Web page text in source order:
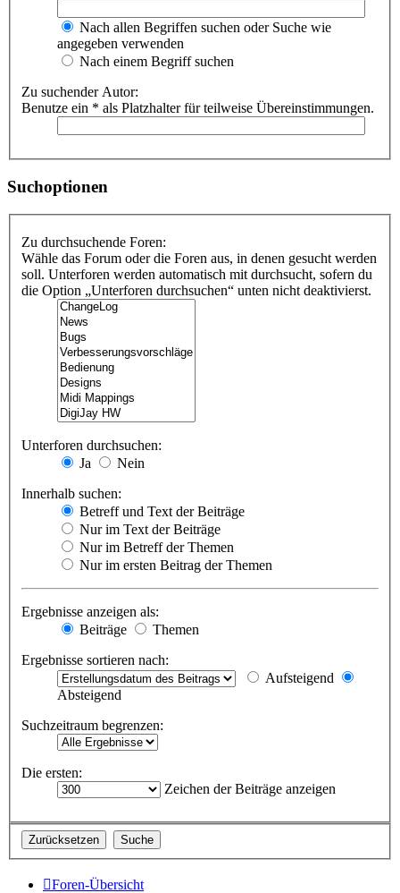
Nach allen Begriffen suchen oder Suche wie
angegeben verwenden
Nach einem Begriff suchen
Zu suchender Autor:
Benutze ein * als Platzhalter für teilweise Übereinstimmungen.
Suchoptionen
Zu durchsuchende Foren:
Wähle das Forum oder die Foren aus, in denen gesucht werden
soll. Unterforen werden automatisch mit durchsucht, sofern du
die Option „Unterforen durchsuchen“ unten nicht deaktivierst.
Unterforen durchsuchen:
Ja
Nein
Innerhalb suchen:
Betreff und Text der Beiträge
Nur im Text der Beiträge
Nur im Betreff der Themen
Nur im ersten Beitrag der Themen
Ergebnisse anzeigen als:
Beiträge
Themen
Ergebnisse sortieren nach:
Aufsteigend
Absteigend
Suchzeitraum begrenzen:
Die ersten:
Zeichen der Beiträge anzeigen
Foren-Übersicht